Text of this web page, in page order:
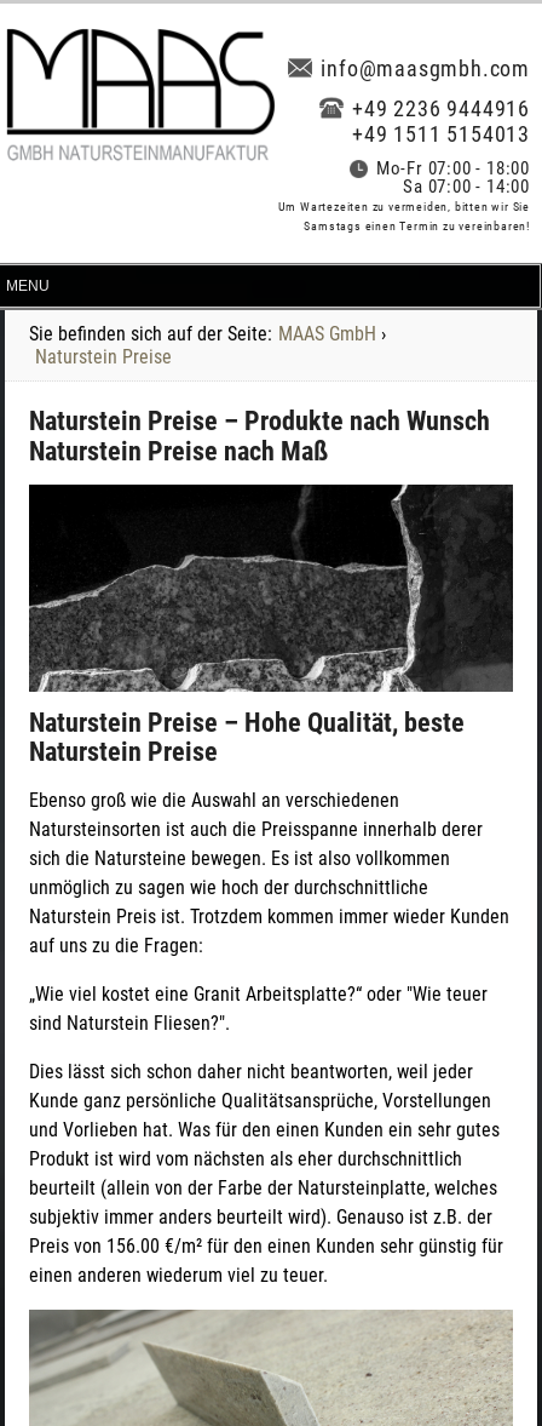
info@maasgmbh.com
+49 2236 9444916
+49 1511 5154013
Mo-Fr 07:00 - 18:00
Sa 07:00 - 14:00
Um Wartezeiten zu vermeiden, bitten wir Sie
Samstags einen Termin zu vereinbaren!
Sie befinden sich auf der Seite: MAAS GmbH ›
Naturstein Preise
Naturstein Preise – Produkte nach Wunsch
Naturstein Preise nach Maß
Naturstein Preise – Hohe Qualität, beste
Naturstein Preise
Ebenso groß wie die Auswahl an verschiedenen
Natursteinsorten ist auch die Preisspanne innerhalb derer
sich die Natursteine bewegen. Es ist also vollkommen
unmöglich zu sagen wie hoch der durchschnittliche
Naturstein Preis ist. Trotzdem kommen immer wieder Kunden
auf uns zu die Fragen:
„Wie viel kostet eine Granit Arbeitsplatte?“ oder "Wie teuer
sind Naturstein Fliesen?".
Dies lässt sich schon daher nicht beantworten, weil jeder
Kunde ganz persönliche Qualitätsansprüche, Vorstellungen
und Vorlieben hat. Was für den einen Kunden ein sehr gutes
Produkt ist wird vom nächsten als eher durchschnittlich
beurteilt (allein von der Farbe der Natursteinplatte, welches
subjektiv immer anders beurteilt wird). Genauso ist z.B. der
Preis von 156.00 €/m² für den einen Kunden sehr günstig für
einen anderen wiederum viel zu teuer.